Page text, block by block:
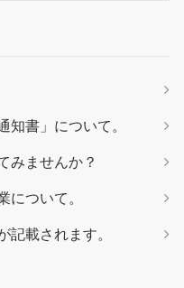
書」について。
みませんか？
について。
記載されます。